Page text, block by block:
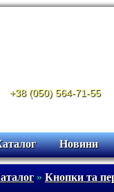
+38 (050) 564-71-55
Новини
» Кнопки та